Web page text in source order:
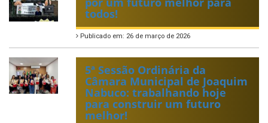
todos!
Publicado em: 26 de março de 2026
5ª Sessão Ordinária da
Câmara Municipal de Joaquim
Nabuco: trabalhando hoje
para construir um futuro
melhor!